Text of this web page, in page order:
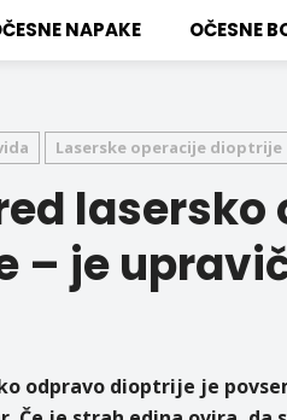
NAPAKE OČESNE
Laserske operacije dioptrije
lasersko
– je
odpravo dioptrije je